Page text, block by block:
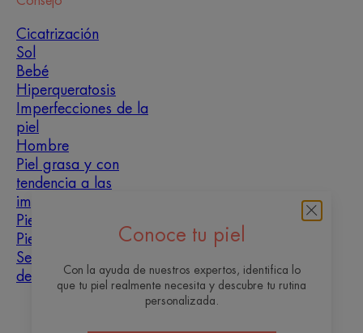
Conoce tu piel
Con la ayuda de nuestros expertos, identifica lo
que tu piel realmente necesita y descubre tu rutina
personalizada.
Cicatrización
Sol
Bebé
Hiperqueratosis
Imperfecciones de la
piel
Hombre
Piel grasa y con
tendencia a las
imperfecciones
Piel mixta
Piel seca
Sequedad y
deshidratación